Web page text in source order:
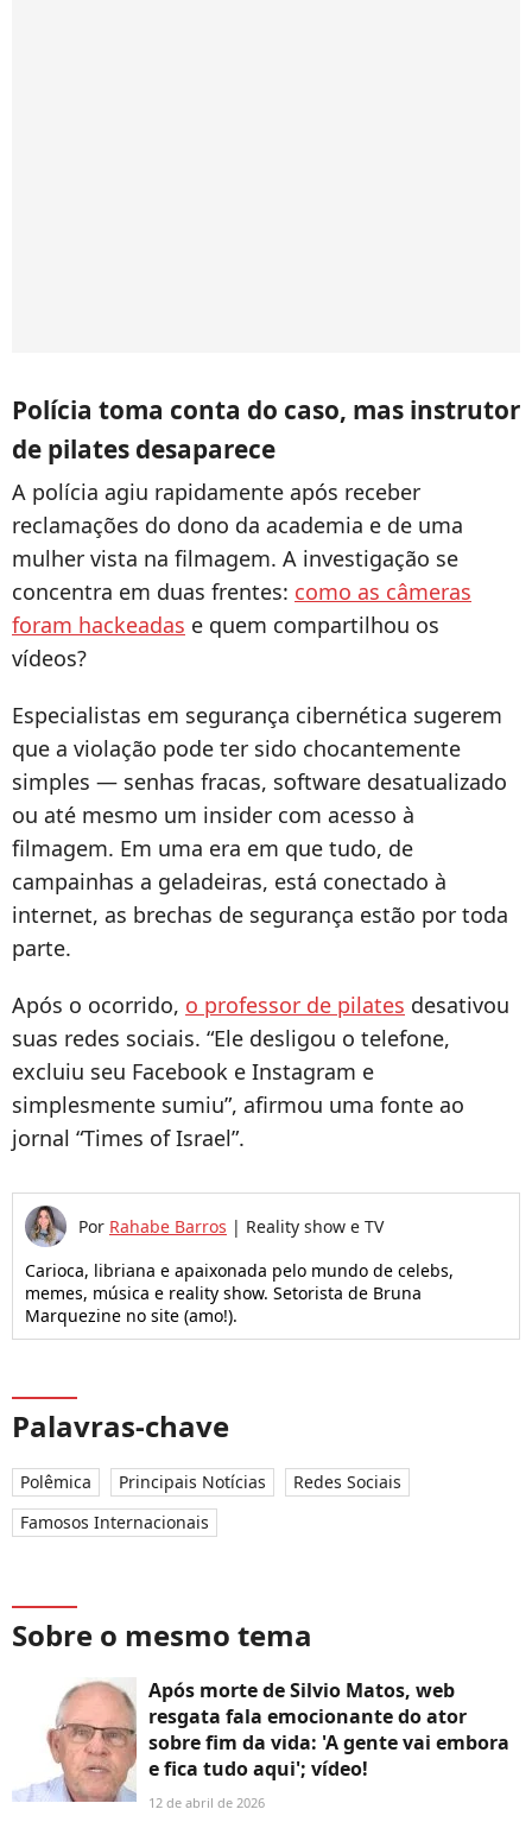
Polícia toma conta do caso, mas instrutor
de pilates desaparece
A polícia agiu rapidamente após receber
reclamações do dono da academia e de uma
mulher vista na filmagem. A investigação se
concentra em duas frentes: como as câmeras
foram hackeadas e quem compartilhou os
vídeos?
Especialistas em segurança cibernética sugerem
que a violação pode ter sido chocantemente
simples — senhas fracas, software desatualizado
ou até mesmo um insider com acesso à
filmagem. Em uma era em que tudo, de
campainhas a geladeiras, está conectado à
internet, as brechas de segurança estão por toda
parte.
Após o ocorrido, o professor de pilates desativou
suas redes sociais. “Ele desligou o telefone,
excluiu seu Facebook e Instagram e
simplesmente sumiu”, afirmou uma fonte ao
jornal “Times of Israel”.
Por Rahabe Barros | Reality show e TV
Carioca, libriana e apaixonada pelo mundo de celebs,
memes, música e reality show. Setorista de Bruna
Marquezine no site (amo!).
Palavras-chave
Polêmica Principais Notícias
Redes Sociais
Famosos Internacionais
Sobre o mesmo tema
Após morte de Silvio Matos, web
resgata fala emocionante do ator
sobre fim da vida: 'A gente vai embora
e fica tudo aqui'; vídeo!
12 de abril de 2026